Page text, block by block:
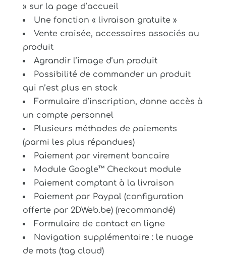
» sur la page d’accueil
Une fonction « livraison gratuite »
Vente croisée, accessoires associés au
produit
Agrandir l’image d’un produit
Possibilité de commander un produit
qui n’est plus en stock
Formulaire d’inscription, donne accès à
un compte personnel
Plusieurs méthodes de paiements
(parmi les plus répandues)
Paiement par virement bancaire
Module Google™ Checkout module
Paiement comptant à la livraison
Paiement par Paypal (configuration
offerte par 2DWeb.be) (recommandé)
Formulaire de contact en ligne
Navigation supplémentaire : le nuage
de mots (tag cloud)